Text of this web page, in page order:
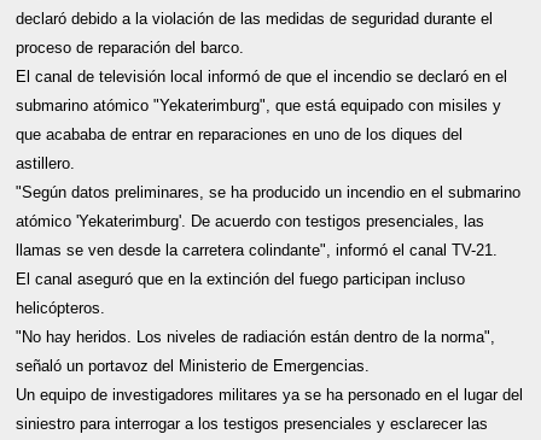
declaró debido a la violación de las medidas de seguridad durante el
proceso de reparación del barco.
El canal de televisión local informó de que el incendio se declaró en el
submarino atómico "Yekaterimburg", que está equipado con misiles y
que acababa de entrar en reparaciones en uno de los diques del
astillero.
"Según datos preliminares, se ha producido un incendio en el submarino
atómico 'Yekaterimburg'. De acuerdo con testigos presenciales, las
llamas se ven desde la carretera colindante", informó el canal TV-21.
El canal aseguró que en la extinción del fuego participan incluso
helicópteros.
"No hay heridos. Los niveles de radiación están dentro de la norma",
señaló un portavoz del Ministerio de Emergencias.
Un equipo de investigadores militares ya se ha personado en el lugar del
siniestro para interrogar a los testigos presenciales y esclarecer las